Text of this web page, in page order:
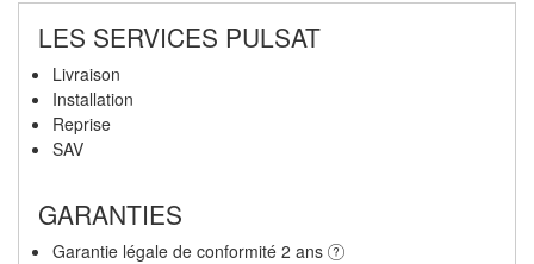
LES SERVICES PULSAT
Livraison
Installation
Reprise
SAV
GARANTIES
Garantie légale de conformité 2 ans